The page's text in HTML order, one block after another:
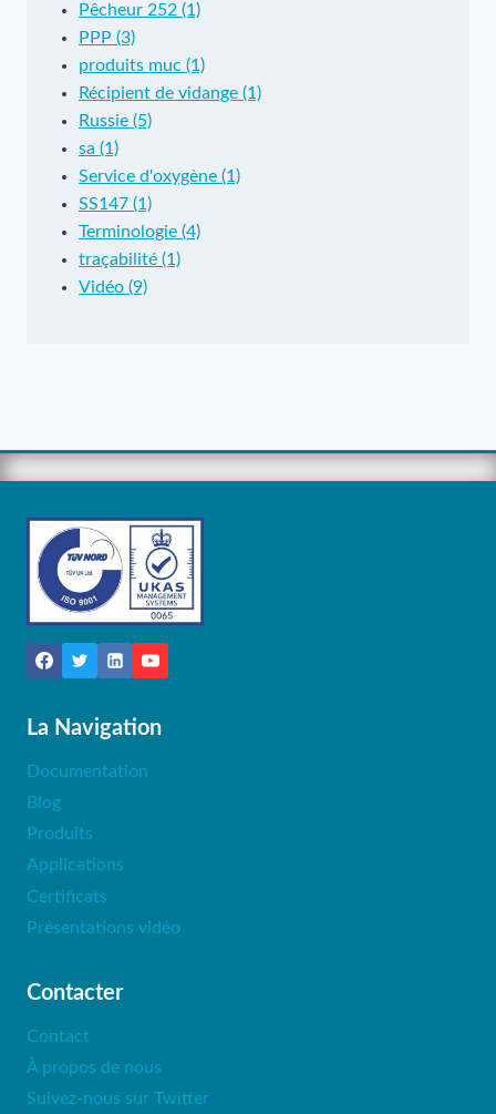
Pêcheur 252 (1)
PPP (3)
produits muc (1)
Récipient de vidange (1)
Russie (5)
sa (1)
Service d'oxygène (1)
SS147 (1)
Terminologie (4)
traçabilité (1)
Vidéo (9)
La Navigation
Documentation
Blog
Produits
Applications
Certificats
Présentations vidéo
Contacter
Contact
À propos de nous
Suivez-nous sur Twitter